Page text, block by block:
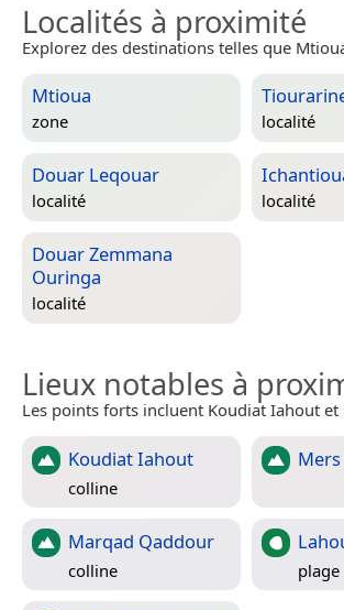
Localités à proximité
Explorez des destinations telles que
Mtioua
zone localité
Douar Leqouar
localité localité
Douar Zemmana
Ouringa
localité
Lieux notables à
Les points forts incluent Koudiat Iahout et
Koudiat Iahout
colline
Marqad Qaddour
colline plage